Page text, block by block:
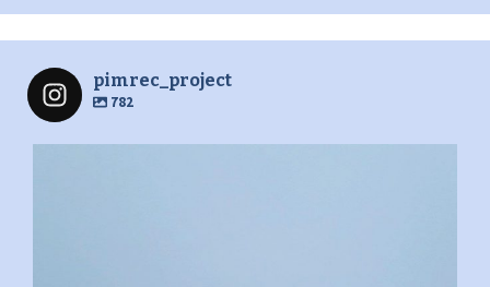
pimrec_project
782